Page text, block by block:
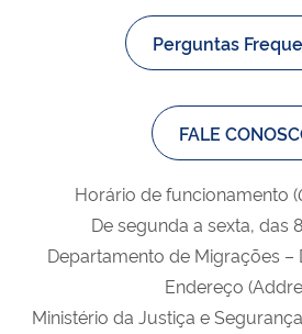
Perguntas
FALE
Horário de funcionamento (
De segunda a sexta, das
Departamento de Migrações –
Endereço
Ministério da Justiça e